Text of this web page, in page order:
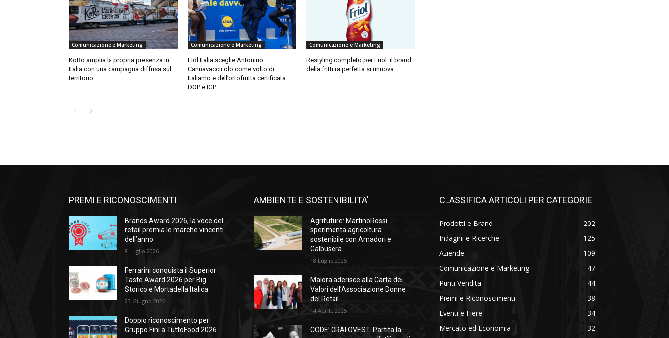
Comunicazione e Marketing
KoRo amplia la propria presenza in
Italia con una campagna diffusa sul
territorio
Comunicazione e Marketing
Lidl Italia sceglie Antonino
Cannavacciuolo come volto di
Italiamo e dell’ortofrutta certificata
DOP e IGP
Comunicazione e Marketing
Restyling completo per Friol: il brand
della frittura perfetta si rinnova
PREMI E RICONOSCIMENTI
Brands Award 2026, la voce del
retail premia le marche vincenti
dell’anno
8 Luglio 2026
Ferrarini conquista il Superior
Taste Award 2026 per Big
Storico e Mortadella Italica
23 Giugno 2026
Doppio riconoscimento per
Gruppo Fini a TuttoFood 2026
AMBIENTE E SOSTENIBILITA'
Agrifuture: MartinoRossi
sperimenta agricoltura
sostenibile con Amadori e
Galbusera
18 Luglio 2025
Maiora aderisce alla Carta dei
Valori dell’Associazione Donne
del Retail
14 Aprile 2025
CODE’ CRAI OVEST. Partita la
CLASSIFICA ARTICOLI PER CATEGORIE
Prodotti e Brand
202
Indagini e Ricerche
125
Aziende
109
Comunicazione e Marketing
47
Punti Vendita
44
Premi e Riconoscimenti
38
Eventi e Fiere
34
Mercato ed Economia
32